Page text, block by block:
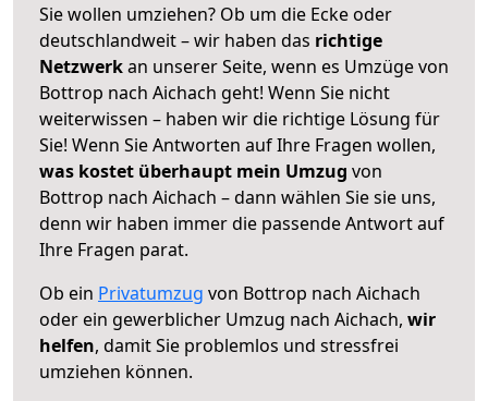
Sie wollen umziehen? Ob um die Ecke oder
deutschlandweit – wir haben das richtige
Netzwerkan unserer Seite, wenn es Umzüge von
Bottrop nach Aichach geht! Wenn Sie nicht
weiterwissen – haben wir die richtige Lösung für
Sie! Wenn Sie Antworten auf Ihre Fragen wollen,
was kostet überhaupt mein Umzug von
Bottrop nach Aichach – dann wählen Sie sie uns,
denn wir haben immer die passende Antwort auf
Ihre Fragen parat.
Ob ein Privatumzug von Bottrop nach Aichach
oder ein gewerblicher Umzug nach Aichach, wir
helfen, damit Sie problemlos und stressfrei
umziehen können.